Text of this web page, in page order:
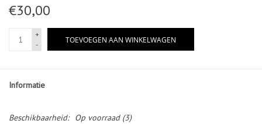
€30,00
+
-
TOEVOEGEN AAN WINKELWAGEN
Informatie
Beschikbaarheid: Op voorraad(3)